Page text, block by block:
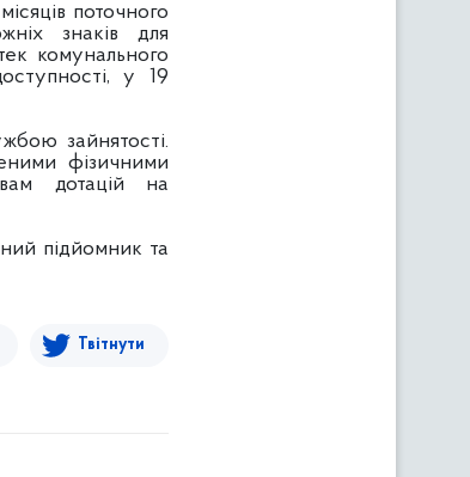
поточного
знаків для
комунального
у 19
зайнятості.
фізичними
дотацій на
підйомник та
Твітнути